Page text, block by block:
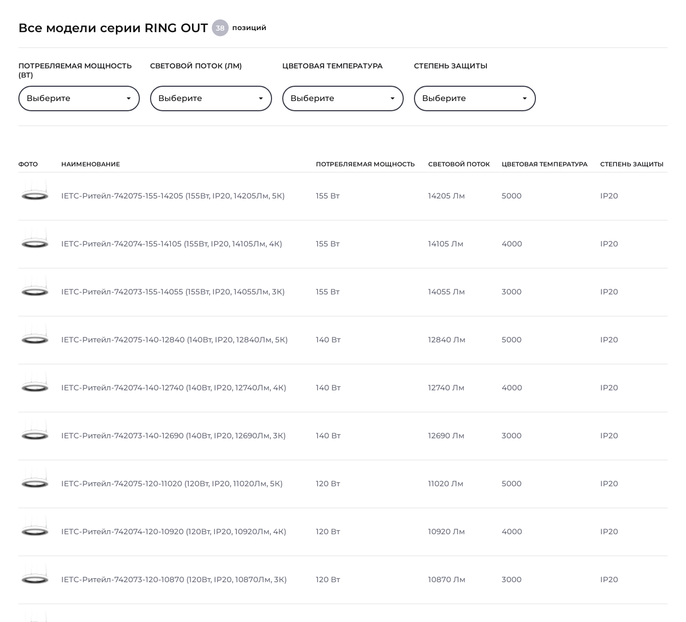
Все модели серии RING OUT 38 позиций
ПОТРЕБЛЯЕМАЯ МОЩНОСТЬ
(ВТ)
Выберите
СВЕТОВОЙ ПОТОК (ЛМ)
Выберите
ЦВЕТОВАЯ ТЕМПЕРАТУРА
Выберите
СТЕПЕНЬ ЗАЩИТЫ
Выберите
ФОТО НАИМЕНОВАНИЕ ПОТРЕБЛЯЕМАЯ МОЩНОСТЬ СВЕТОВОЙ ПОТОК ЦВЕТОВАЯ ТЕМПЕРАТУРА СТЕПЕНЬ ЗАЩИТЫ
IETC-Ритейл-742075-155-14205 (155Вт, IP20, 14205Лм, 5К) 155 Вт 14205 Лм 5000 IP20
IETC-Ритейл-742074-155-14105 (155Вт, IP20, 14105Лм, 4К) 155 Вт 14105 Лм 4000 IP20
IETC-Ритейл-742073-155-14055 (155Вт, IP20, 14055Лм, 3К) 155 Вт 14055 Лм 3000 IP20
IETC-Ритейл-742075-140-12840 (140Вт, IP20, 12840Лм, 5К) 140 Вт 12840 Лм 5000 IP20
IETC-Ритейл-742074-140-12740 (140Вт, IP20, 12740Лм, 4К) 140 Вт 12740 Лм 4000 IP20
IETC-Ритейл-742073-140-12690 (140Вт, IP20, 12690Лм, 3К) 140 Вт 12690 Лм 3000 IP20
IETC-Ритейл-742075-120-11020 (120Вт, IP20, 11020Лм, 5К) 120 Вт 11020 Лм 5000 IP20
IETC-Ритейл-742074-120-10920 (120Вт, IP20, 10920Лм, 4К) 120 Вт 10920 Лм 4000 IP20
IETC-Ритейл-742073-120-10870 (120Вт, IP20, 10870Лм, 3К) 120 Вт 10870 Лм 3000 IP20